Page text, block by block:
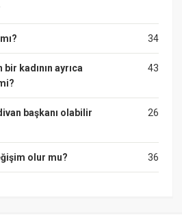
34
43
kadının ayrıca
26
başkanı olabilir
36
olur mu?